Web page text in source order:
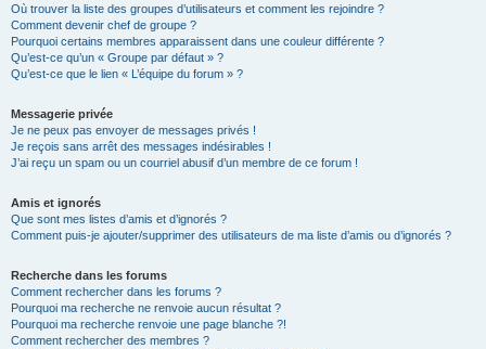
Où trouver la liste des groupes d’utilisateurs et comment les rejoindre ?
Comment devenir chef de groupe ?
Pourquoi certains membres apparaissent dans une couleur différente ?
Qu’est-ce qu’un « Groupe par défaut » ?
Qu’est-ce que le lien « L’équipe du forum » ?
Messagerie privée
Je ne peux pas envoyer de messages privés !
Je reçois sans arrêt des messages indésirables !
J’ai reçu un spam ou un courriel abusif d’un membre de ce forum !
Amis et ignorés
Que sont mes listes d’amis et d’ignorés ?
Comment puis-je ajouter/supprimer des utilisateurs de ma liste d’amis ou d’ignorés ?
Recherche dans les forums
Comment rechercher dans les forums ?
Pourquoi ma recherche ne renvoie aucun résultat ?
Pourquoi ma recherche renvoie une page blanche ?!
Comment rechercher des membres ?